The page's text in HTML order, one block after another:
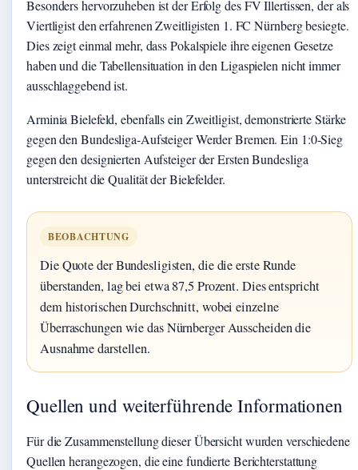
Besonders hervorzuheben ist der Erfolg des FV Illertissen, der als
Viertligist den erfahrenen Zweitligisten 1. FC Nürnberg besiegte.
Dies zeigt einmal mehr, dass Pokalspiele ihre eigenen Gesetze
haben und die Tabellensituation in den Ligaspielen nicht immer
ausschlaggebend ist.
Arminia Bielefeld, ebenfalls ein Zweitligist, demonstrierte Stärke
gegen den Bundesliga-Aufsteiger Werder Bremen. Ein 1:0-Sieg
gegen den designierten Aufsteiger der Ersten Bundesliga
unterstreicht die Qualität der Bielefelder.
BEOBACHTUNG
Die Quote der Bundesligisten, die die erste Runde
überstanden, lag bei etwa 87,5 Prozent. Dies entspricht
dem historischen Durchschnitt, wobei einzelne
Überraschungen wie das Nürnberger Ausscheiden die
Ausnahme darstellen.
Quellen und weiterführende Informationen
Für die Zusammenstellung dieser Übersicht wurden verschiedene
Quellen herangezogen, die eine fundierte Berichterstattung